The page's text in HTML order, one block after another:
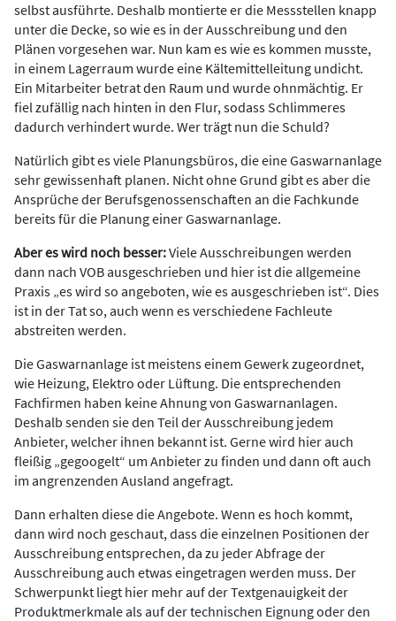
selbst ausführte. Deshalb montierte er die Messstellen knapp
unter die Decke, so wie es in der Ausschreibung und den
Plänen vorgesehen war. Nun kam es wie es kommen musste,
in einem Lagerraum wurde eine Kältemittelleitung undicht.
Ein Mitarbeiter betrat den Raum und wurde ohnmächtig. Er
fiel zufällig nach hinten in den Flur, sodass Schlimmeres
dadurch verhindert wurde. Wer trägt nun die Schuld?
Natürlich gibt es viele Planungsbüros, die eine Gaswarnanlage
sehr gewissenhaft planen. Nicht ohne Grund gibt es aber die
Ansprüche der Berufsgenossenschaften an die Fachkunde
bereits für die Planung einer Gaswarnanlage.
Aber es wird noch besser:Viele Ausschreibungen werden
dann nach VOB ausgeschrieben und hier ist die allgemeine
Praxis „es wird so angeboten, wie es ausgeschrieben ist“. Dies
ist in der Tat so, auch wenn es verschiedene Fachleute
abstreiten werden.
Die Gaswarnanlage ist meistens einem Gewerk zugeordnet,
wie Heizung, Elektro oder Lüftung. Die entsprechenden
Fachfirmen haben keine Ahnung von Gaswarnanlagen.
Deshalb senden sie den Teil der Ausschreibung jedem
Anbieter, welcher ihnen bekannt ist. Gerne wird hier auch
fleißig „gegoogelt“ um Anbieter zu finden und dann oft auch
im angrenzenden Ausland angefragt.
Dann erhalten diese die Angebote. Wenn es hoch kommt,
dann wird noch geschaut, dass die einzelnen Positionen der
Ausschreibung entsprechen, da zu jeder Abfrage der
Ausschreibung auch etwas eingetragen werden muss. Der
Schwerpunkt liegt hier mehr auf der Textgenauigkeit der
Produktmerkmale als auf der technischen Eignung oder den